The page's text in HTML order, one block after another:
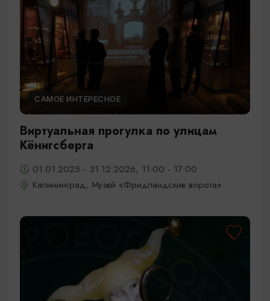
САМОЕ ИНТЕРЕСНОЕ
Виртуальная прогулка по улицам
Кёнигсберга
01.01.2025 - 31.12.2026, 11:00 - 17:00
Калининград, Музей «Фридландские ворота»